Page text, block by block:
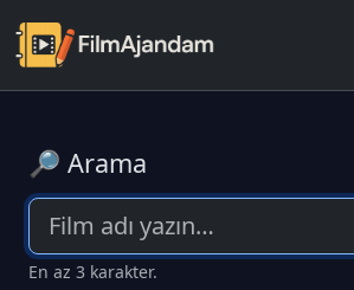
🔎 Arama
En az 3 karakter.